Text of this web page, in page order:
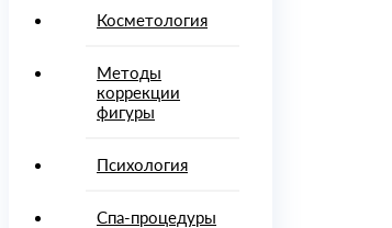
Врачи
методы
Методы
Косметология
Методы
коррекции
фигуры
Психология
Спа-процедуры